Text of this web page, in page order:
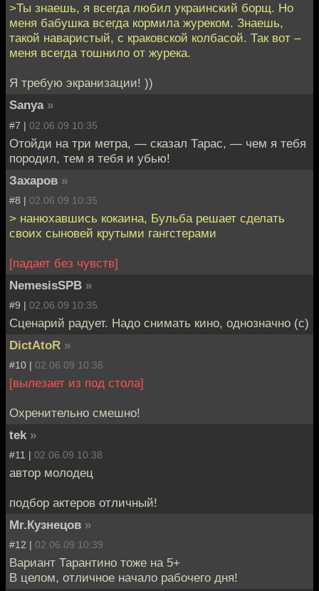
>Ты знаешь, я всегда любил украинский борщ. Но
меня бабушка всегда кормила журеком. Знаешь,
такой наваристый, с краковской колбасой. Так вот –
меня всегда тошнило от журека.
Я требую экранизации! ))
Sanya »
#7 | 02.06.09 10:35
Отойди на три метра, — сказал Тарас, — чем я тебя
породил, тем я тебя и убью!
Захаров »
#8 | 02.06.09 10:35
> нанюхавшись кокаина, Бульба решает сделать
своих сыновей крутыми гангстерами
[падает без чувств]
NemesisSPB »
#9 | 02.06.09 10:35
Сценарий радует. Надо снимать кино, однозначно (с)
DictAtoR »
#10 | 02.06.09 10:36
[вылезает из под стола]
Охренительно смешно!
tek »
#11 | 02.06.09 10:38
автор молодец
подбор актеров отличный!
Mr.Кузнецов »
#12 | 02.06.09 10:39
Вариант Тарантино тоже на 5+
В целом, отличное начало рабочего дня!